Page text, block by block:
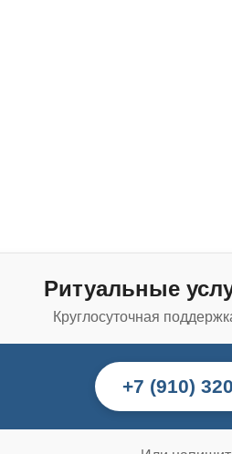
Ритуальные
Круглосуточная
+7 (910)